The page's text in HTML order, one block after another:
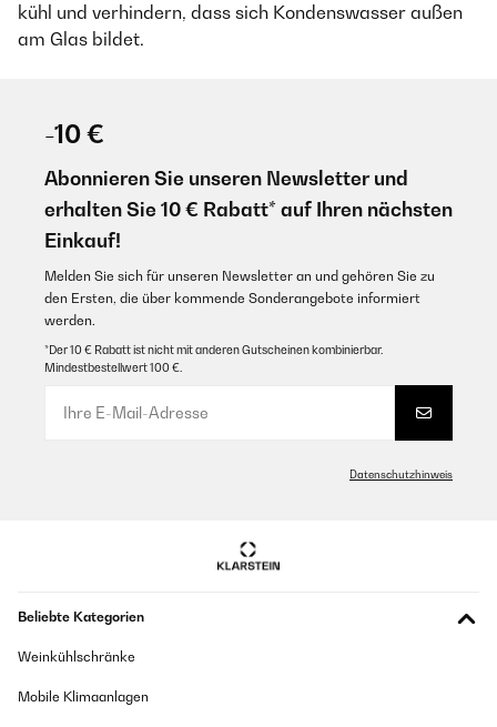
kühl und verhindern, dass sich Kondenswasser außen
am Glas bildet.
-10 €
Abonnieren Sie unseren Newsletter und
erhalten Sie 10 € Rabatt* auf Ihren nächsten
Einkauf!
Melden Sie sich für unseren Newsletter an und gehören Sie zu
den Ersten, die über kommende Sonderangebote informiert
werden.
*Der 10 € Rabatt ist nicht mit anderen Gutscheinen kombinierbar.
Mindestbestellwert 100 €.
Datenschutzhinweis
Beliebte Kategorien
Weinkühlschränke
Mobile Klimaanlagen